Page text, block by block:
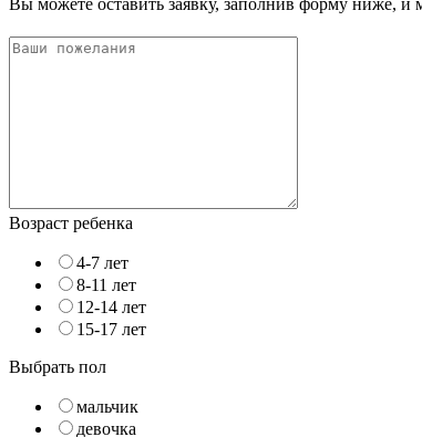
Возраст ребенка
4-7 лет
8-11 лет
12-14 лет
15-17 лет
Выбрать пол
мальчик
девочка